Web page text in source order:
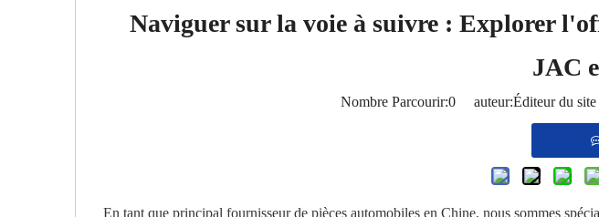
Naviguer sur la voie à suivre : Explorer
JAC
Nombre Parcourir:0auteur:Éditeur du
En tant que principal fournisseur de pièces automobiles en Chine, nous sommes